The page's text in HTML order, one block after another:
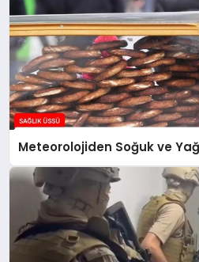
Meteorolojiden Soğuk ve